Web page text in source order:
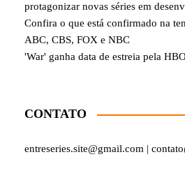
protagonizar novas séries em
Confira o que está confirmado na
ABC, CBS, FOX e NBC
'War' ganha data de estreia pela
CONTATO
entreseries.site@gmail.com |